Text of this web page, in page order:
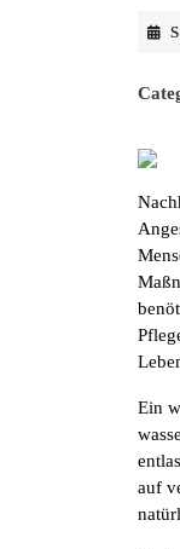
Ein
auf